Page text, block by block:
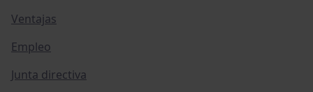
Ventajas
Empleo
Junta directiva